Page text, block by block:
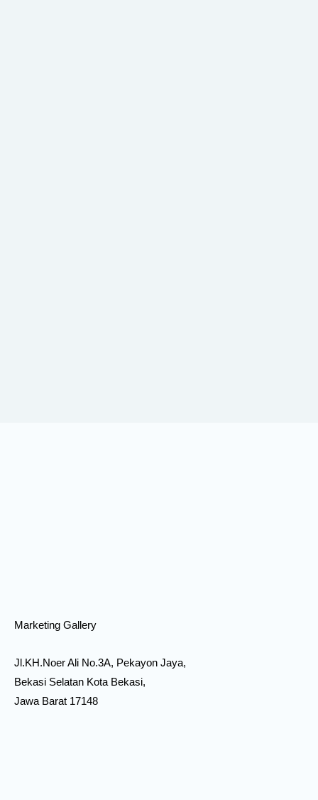
Marketing Gallery
Jl.KH.Noer Ali No.3A, Pekayon Jaya,
Bekasi Selatan Kota Bekasi,
Jawa Barat 17148